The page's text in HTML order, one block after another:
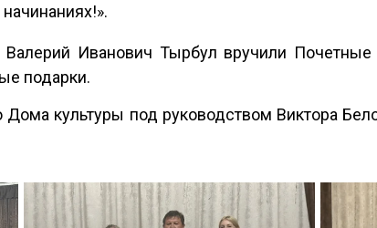
Валерий Иванович Тырбул вручили
подарки.
Дома культуры под руководством Виктора